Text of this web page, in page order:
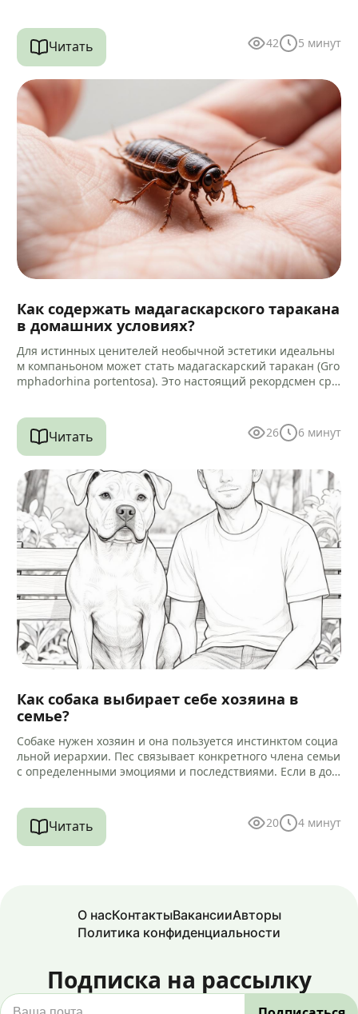
Читать 42 5 минут
Как содержать мадагаскарского таракана
в домашних условиях?
Для истинных ценителей необычной эстетики идеальны
м компаньоном может стать мадагаскарский таракан (Gro
mphadorhina portentosa). Это настоящий рекордсмен сре
Читать 26 6 минут
Как собака выбирает себе хозяина в
семье?
Собаке нужен хозяин и она пользуется инстинктом социа
льной иерархии. Пес связывает конкретного члена семьи
с определенными эмоциями и последствиями. Если в дом
Читать 20 4 минут
О насКонтактыВакансииАвторы
Политика конфиденциальности
Подписка на рассылку